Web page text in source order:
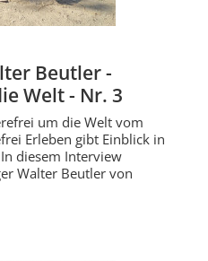
Beutler -
Welt - Nr. 3
um die Welt vom
Erleben gibt Einblick in
diesem Interview
Walter Beutler von